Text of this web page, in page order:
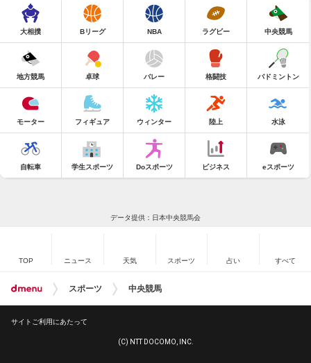
大相撲 Bリーグ NBA ラグビー 中央競馬
地方競馬 卓球 バレー 格闘技 バドミントン
モーター フィギュア ウィンター 陸上 水泳
自転車 学生スポーツ Doスポーツ ビジネス eスポーツ
データ提供：日本中央競馬会
TOP ニュース 天気 スポーツ 占い すべて
スポーツ 中央競馬
サイトご利用にあたって
(C) NTT DOCOMO, INC.